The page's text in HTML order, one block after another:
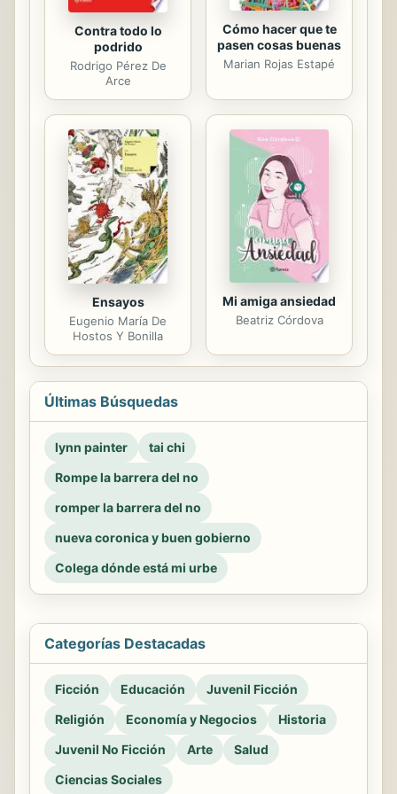
Contra todo lo
podrido
Rodrigo Pérez De
Arce
Cómo hacer que te
pasen cosas buenas
Marian Rojas Estapé
Ensayos
Eugenio María De
Hostos Y Bonilla
Mi amiga ansiedad
Beatriz Córdova
Últimas Búsquedas
lynn painter
tai chi
Rompe la barrera del no
romper la barrera del no
nueva coronica y buen gobierno
Colega dónde está mi urbe
Categorías Destacadas
Ficción Educación
Juvenil Ficción
Religión
Economía y Negocios
Historia
Juvenil No Ficción
Arte
Salud
Ciencias Sociales